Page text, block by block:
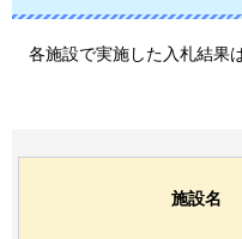
各施設で実施した入札結果
施設名